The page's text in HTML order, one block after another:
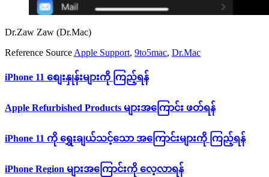
Dr.Zaw Zaw (Dr.Mac)
Reference Source Apple Support, 9to5mac, Dr.Mac
iPhone 11 စျေးနှုန်းများကို ကြည့်ရန်
Apple Refurbished Products များအကြောင်း ဖတ်ရန်
iPhone 11 ကို ရွှေးချယ်သင့်သော အကြောင်းများကို ကြည့်ရန်
iPhone Region များအကြောင်းကို လေ့လာရန်